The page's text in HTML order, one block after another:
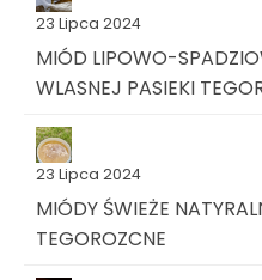
23 Lipca 2024
MIÓD LIPOWO-
WLASNEJ PASIEKI
23 Lipca 2024
MIÓDY ŚWIEŻE
TEGOROZCNE